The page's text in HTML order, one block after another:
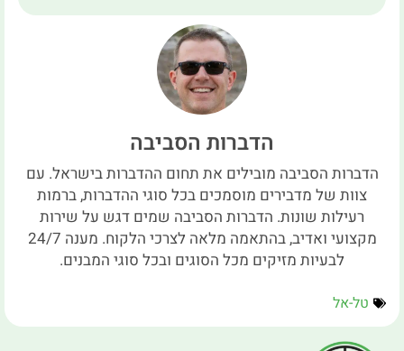
הדברות הסביבה
הדברות הסביבה מובילים את תחום ההדברות בישראל. עם
צוות של מדבירים מוסמכים בכל סוגי ההדברות, ברמות
רעילות שונות. הדברות הסביבה שמים דגש על שירות
מקצועי ואדיב, בהתאמה מלאה לצרכי הלקוח. מענה 24/7
לבעיות מזיקים מכל הסוגים ובכל סוגי המבנים.
טל-אל